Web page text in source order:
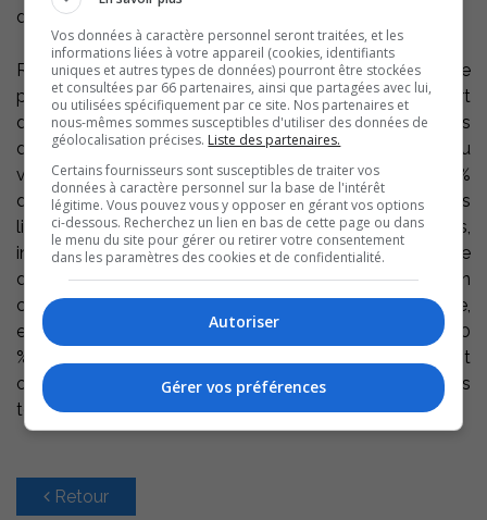
dernières années.
Rappelons que les fleurons sont décernés pour une
période de trois ans et sont assortis d’un rapport
d’évaluation professionnelle suggérant des pistes
d’amélioration afin de poursuivre la bonification du
verdissement municipal. Les classificateurs visitent 60 %
du territoire de chaque municipalité et évaluent tous les
lieux à la vue du public incluant les sites publics,
institutionnels, commerciaux et privés. Les initiatives de
développement durable (compostage, jardin
communautaire, conservation du patrimoine arboricole,
etc.) sont également comptabilisées. Actuellement, 40
% des Québécois résident dans une municipalité ayant
obtenu des fleurons. En 2023, elles sont 328, dans
toutes les régions du Québec, à les afficher fièrement.
Retour
Vos données à caractère personnel seront traitées, et les
informations liées à votre appareil (cookies, identifiants
uniques et autres types de données) pourront être stockées
et consultées par 66 partenaires, ainsi que partagées avec lui,
ou utilisées spécifiquement par ce site. Nos partenaires et
nous-mêmes sommes susceptibles d'utiliser des données de
géolocalisation précises. Liste des partenaires.
Certains fournisseurs sont susceptibles de traiter vos
données à caractère personnel sur la base de l'intérêt
légitime. Vous pouvez vous y opposer en gérant vos options
ci-dessous. Recherchez un lien en bas de cette page ou dans
le menu du site pour gérer ou retirer votre consentement
dans les paramètres des cookies et de confidentialité.
Autoriser
Gérer vos préférences